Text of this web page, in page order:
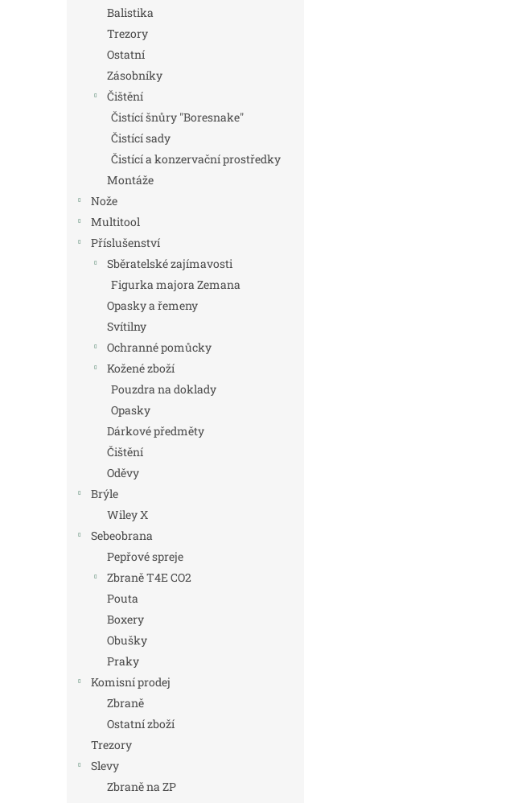
Balistika
Trezory
Ostatní
Zásobníky
Čištění
Čistící šnůry "Boresnake"
Čistící sady
Čistící a konzervační prostředky
Montáže
Nože
Multitool
Příslušenství
Sběratelské zajímavosti
Figurka majora Zemana
Opasky a řemeny
Svítilny
Ochranné pomůcky
Kožené zboží
Pouzdra na doklady
Opasky
Dárkové předměty
Čištění
Oděvy
Brýle
Wiley X
Sebeobrana
Pepřové spreje
Zbraně T4E CO2
Pouta
Boxery
Obušky
Praky
Komisní prodej
Zbraně
Ostatní zboží
Trezory
Slevy
Zbraně na ZP